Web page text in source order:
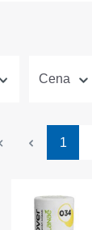
Cena
1